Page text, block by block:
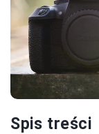
Spis treści